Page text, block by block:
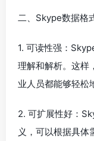
二、Skype数据格
1. 可读性强：
理解和解析。这样
业人员都能够轻松
2. 可扩展性好：
义，可以根据具体